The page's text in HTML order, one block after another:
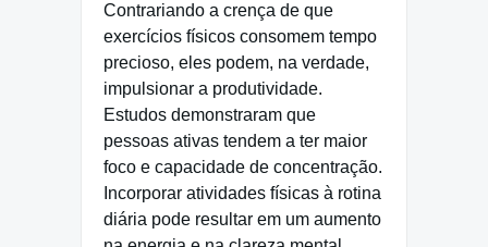
Contrariando a crença de que
exercícios físicos consomem tempo
precioso, eles podem, na verdade,
impulsionar a produtividade.
Estudos demonstraram que
pessoas ativas tendem a ter maior
foco e capacidade de concentração.
Incorporar atividades físicas à rotina
diária pode resultar em um aumento